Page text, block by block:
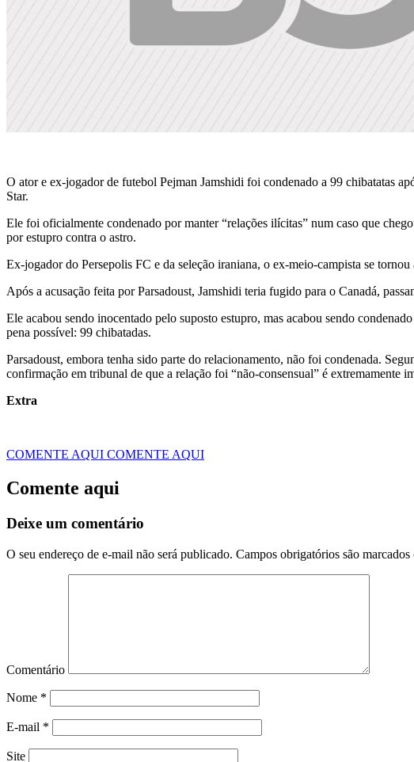
O ator e ex-jogador de futebol Pejman Jamshidi foi condenado a 99 chibatatas
Star.
Ele foi oficialmente condenado por manter “relações ilícitas” num caso que
por estupro contra o astro.
Ex-jogador do Persepolis FC e da seleção iraniana, o ex-meio-campista se
Após a acusação feita por Parsadoust, Jamshidi teria fugido para o Canadá,
Ele acabou sendo inocentado pelo suposto estupro, mas acabou sendo
pena possível: 99 chibatadas.
Parsadoust, embora tenha sido parte do relacionamento, não foi condenada.
confirmação em tribunal de que a relação foi “não-consensual” é extremamente
Extra
COMENTE AQUI COMENTE AQUI
Comente aqui
Deixe um comentário
O seu endereço de e-mail não será publicado. Campos obrigatórios são marcados
Comentário
Nome *
E-mail *
Site